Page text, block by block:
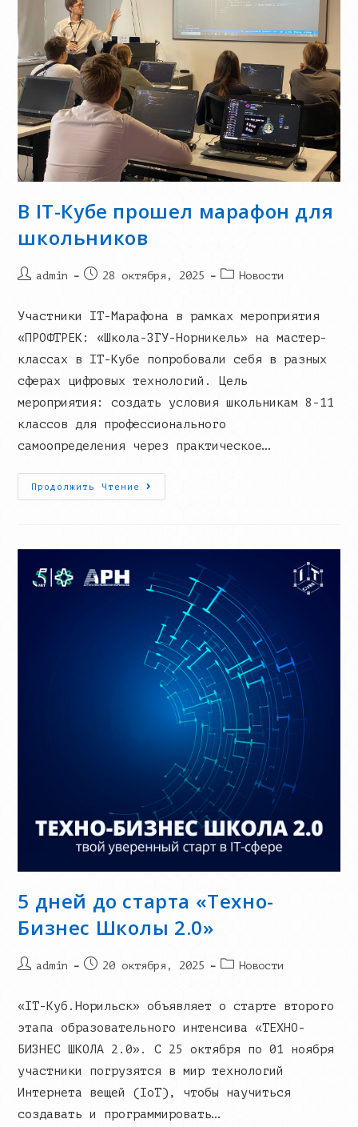
В IT-Кубе прошел марафон для
школьников
Postadmin
Запись28 октября, 2025
PostНовости
Участники IT-Марафона в рамках мероприятия
«ПРОФТРЕК: «Школа-ЗГУ-Норникель» на мастер-
классах в IT-Кубе попробовали себя в разных
сферах цифровых технологий. Цель
мероприятия: создать условия школьникам 8-11
классов для профессионального
самоопределения через практическое…
Продолжить Чтение
В
IT-
Школьников
5 дней до старта «Техно-
Бизнес Школы 2.0»
Postadmin
Запись20 октября, 2025
PostНовости
«IT-Куб.Норильск» объявляет о старте второго
этапа образовательного интенсива «ТЕХНО-
БИЗНЕС ШКОЛА 2.0». С 25 октября по 01 ноября
участники погрузятся в мир технологий
Интернета вещей (IoT), чтобы научиться
создавать и программировать…